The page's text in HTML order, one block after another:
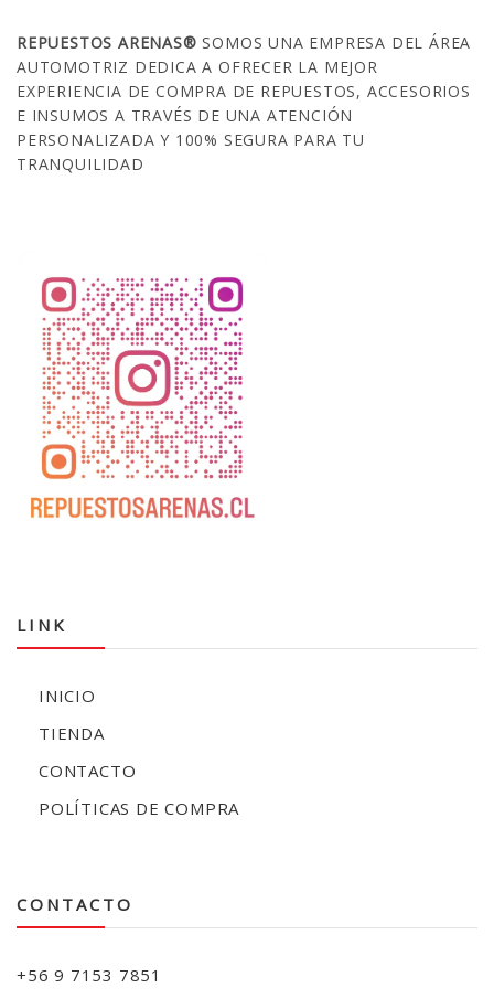
REPUESTOS ARENAS®SOMOS UNA EMPRESA DEL ÁREA
AUTOMOTRIZ DEDICA A OFRECER LA MEJOR
EXPERIENCIA DE COMPRA DE REPUESTOS, ACCESORIOS
E INSUMOS A TRAVÉS DE UNA ATENCIÓN
PERSONALIZADA Y 100% SEGURA PARA TU
TRANQUILIDAD
LINK
INICIO
TIENDA
CONTACTO
POLÍTICAS DE COMPRA
CONTACTO
+56 9 7153 7851